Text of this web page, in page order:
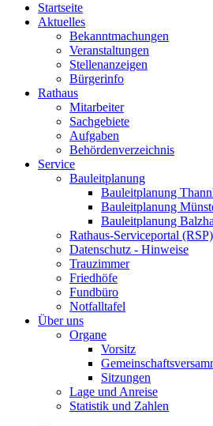
Startseite
Aktuelles
Bekanntmachungen
Veranstaltungen
Stellenanzeigen
Bürgerinfo
Rathaus
Mitarbeiter
Sachgebiete
Aufgaben
Behördenverzeichnis
Service
Bauleitplanung
Bauleitplanung
Bauleitplanung
Bauleitplanung
Rathaus-Serviceportal (RSP)
Datenschutz - Hinweise
Trauzimmer
Friedhöfe
Fundbüro
Notfalltafel
Über uns
Organe
Vorsitz
Sitzungen
Lage und Anreise
Statistik und Zahlen